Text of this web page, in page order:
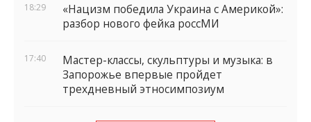
18:29
«Нацизм победила Украина с Америкой»:
разбор нового фейка россМИ
17:40
Мастер-классы, скульптуры и музыка: в
Запорожье впервые пройдет
трехдневный этносимпозиум